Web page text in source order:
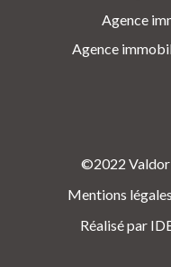
Agence
Agence
©2022 Valdor
Mentions légales
Réalisé par